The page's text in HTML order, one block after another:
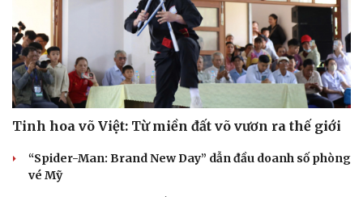
Tinh hoa võ Việt: Từ miền đất võ vươn ra thế giới
“Spider-Man: Brand New Day” dẫn đầu doanh số phòng
vé Mỹ